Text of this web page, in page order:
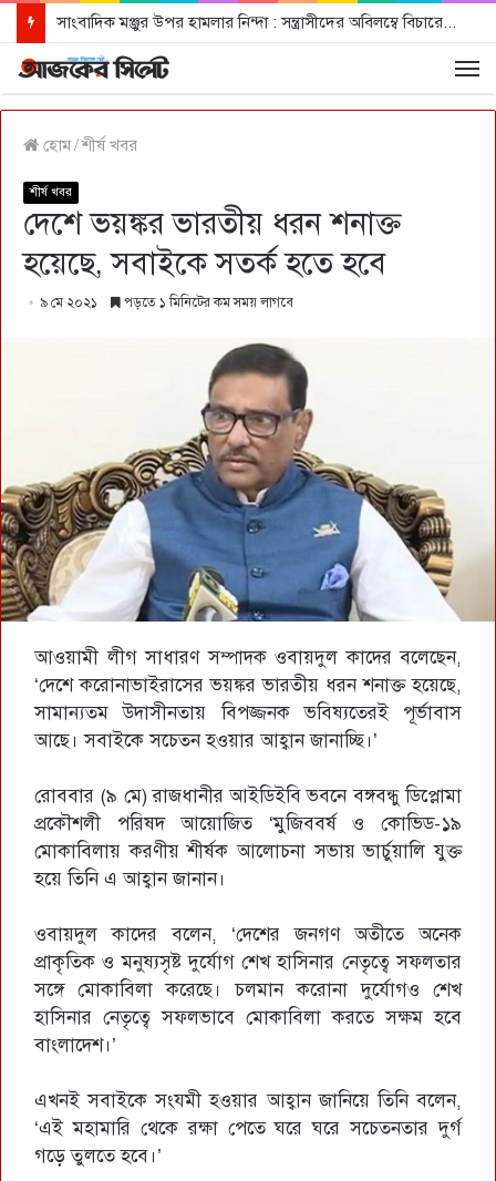
সাংবাদিক মঞ্জুর উপর হামলার নিন্দা : সন্ত্রাসীদের অবিলম্বে বিচারের আওতায় আনার দাবী
হোম/শীর্ষ খবর
শীর্ষ খবর
দেশে ভয়ঙ্কর ভারতীয় ধরন শনাক্ত
হয়েছে, সবাইকে সতর্ক হতে হবে
৯ মে ২০২১ পড়তে ১ মিনিটের কম সময় লাগবে
আওয়ামী লীগ সাধারণ সম্পাদক ওবায়দুল কাদের বলেছেন,
‘দেশে করোনাভাইরাসের ভয়ঙ্কর ভারতীয় ধরন শনাক্ত হয়েছে,
সামান্যতম উদাসীনতায় বিপজ্জনক ভবিষ্যতেরই পূর্ভাবাস
আছে। সবাইকে সচেতন হওয়ার আহ্বান জানাচ্ছি।’
রোববার (৯ মে) রাজধানীর আইডিইবি ভবনে বঙ্গবন্ধু ডিপ্লোমা
প্রকৌশলী পরিষদ আয়োজিত ‘মুজিববর্ষ ও কোভিড-১৯
মোকাবিলায় করণীয় শীর্ষক আলোচনা সভায় ভার্চুয়ালি যুক্ত
হয়ে তিনি এ আহ্বান জানান।
ওবায়দুল কাদের বলেন, ‘দেশের জনগণ অতীতে অনেক
প্রাকৃতিক ও মনুষ্যসৃষ্ট দুর্যোগ শেখ হাসিনার নেতৃত্বে সফলতার
সঙ্গে মোকাবিলা করেছে। চলমান করোনা দুর্যোগও শেখ
হাসিনার নেতৃত্বে সফলভাবে মোকাবিলা করতে সক্ষম হবে
বাংলাদেশ।’
এখনই সবাইকে সংযমী হওয়ার আহ্বান জানিয়ে তিনি বলেন,
‘এই মহামারি থেকে রক্ষা পেতে ঘরে ঘরে সচেতনতার দুর্গ
গড়ে তুলতে হবে।’